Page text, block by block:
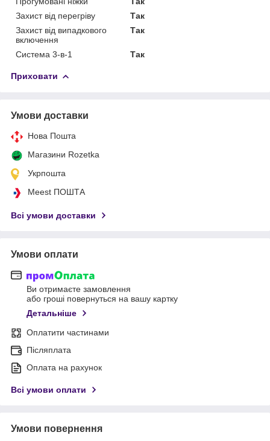
Захист від перегріву
Так
Захист від випадкового
включення
Так
Система 3-в-1 Так
Приховати
Умови доставки
Нова Пошта
Магазини Rozetka
Укрпошта
Meest ПОШТА
Всі умови доставки
Умови оплати
Ви отримаєте замовлення
або гроші повернуться на вашу картку
Детальніше
Оплатити частинами
Післяплата
Оплата на рахунок
Всі умови оплати
Умови повернення